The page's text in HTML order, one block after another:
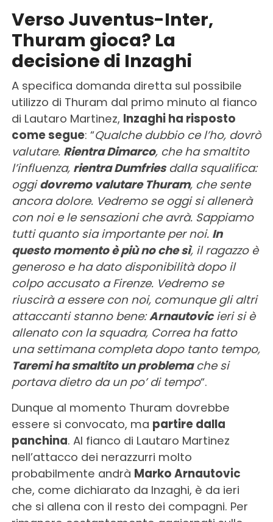
Verso Juventus-Inter,
Thuram gioca? La
decisione di Inzaghi
A specifica domanda diretta sul possibile
utilizzo di Thuram dal primo minuto al fianco
di Lautaro Martinez, Inzaghi ha risposto
come segue: “Qualche dubbio ce l’ho, dovrò
valutare. Rientra Dimarco, che ha smaltito
l’influenza, rientra Dumfriesdalla squalifica:
oggidovremo valutare Thuram, che sente
ancora dolore. Vedremo se oggi si allenerà
con noi e le sensazioni che avrà. Sappiamo
tutti quanto sia importante per noi. In
questo momento è più no che sì, il ragazzo è
generoso e ha dato disponibilità dopo il
colpo accusato a Firenze. Vedremo se
riuscirà a essere con noi, comunque gli altri
attaccanti stanno bene:Arnautovicieri si è
allenato con la squadra, Correa ha fatto
una settimana completa dopo tanto tempo,
Taremi ha smaltito un problemache si
portava dietro da un po’ di tempo“.
Dunque al momento Thuram dovrebbe
essere si convocato, ma partire dalla
panchina. Al fianco di Lautaro Martinez
nell’attacco dei nerazzurri molto
probabilmente andrà Marko Arnautovic
che, come dichiarato da Inzaghi, è da ieri
che si allena con il resto dei compagni. Per